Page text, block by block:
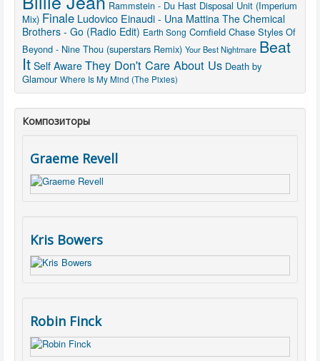
Rammstein - Du Hast Disposal Unit (Imperium
Mix) Finale Ludovico Einaudi - Una Mattina The Chemical
Brothers - Go (Radio Edit) Earth Song Cornfield Chase Styles Of
Beyond - Nine Thou (superstars Remix) Your Best Nightmare Beat
It Self Aware They Don't Care About Us Death by
Glamour Where Is My Mind (The Pixies)
Композиторы
Graeme Revell
Kris Bowers
Robin Finck